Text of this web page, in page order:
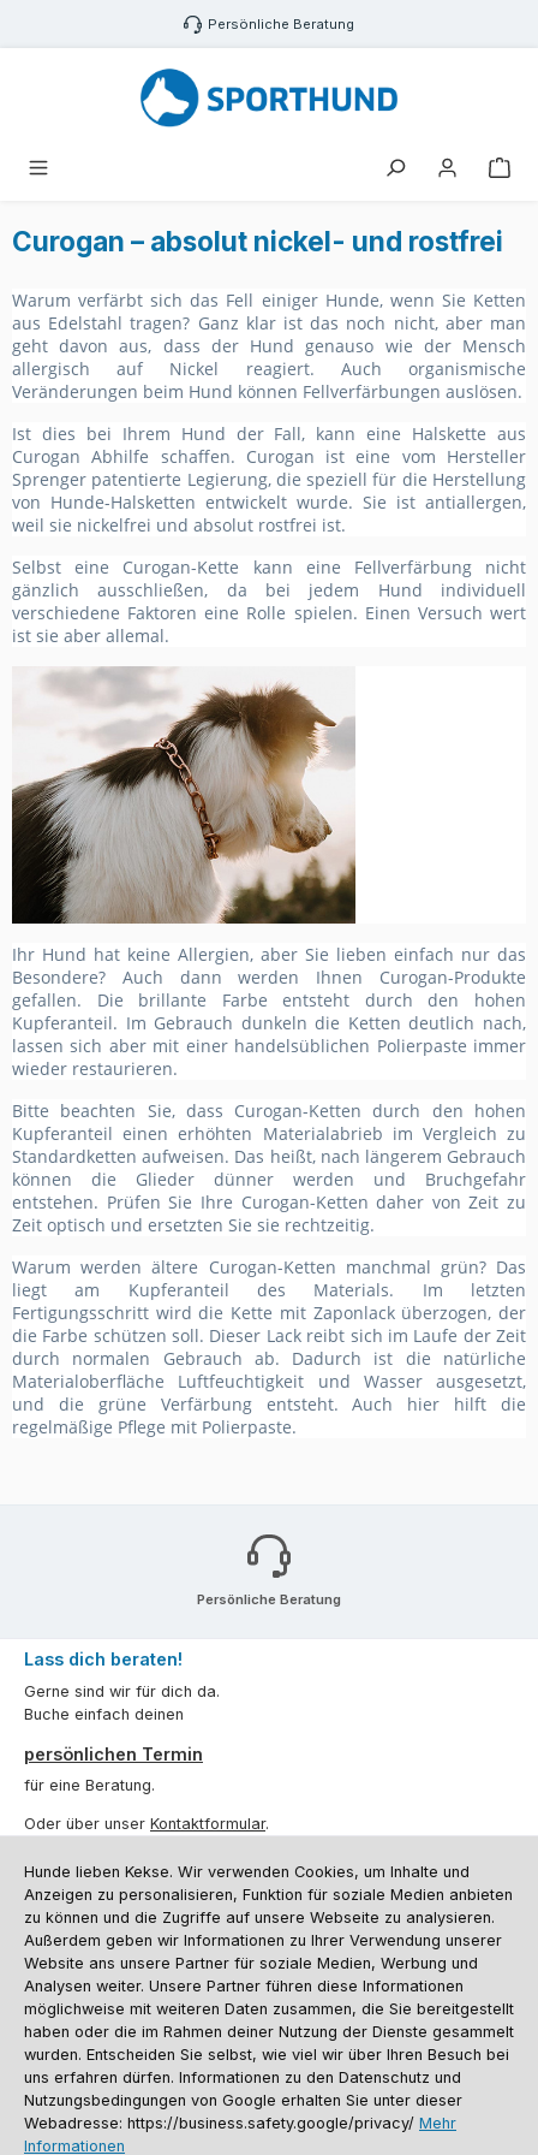
Zum Hauptinhalt springen Persönliche Beratung
Curogan – absolut nickel- und rostfrei
Warum verfärbt sich das Fell einiger Hunde, wenn Sie Ketten
aus Edelstahl tragen? Ganz klar ist das noch nicht, aber man
geht davon aus, dass der Hund genauso wie der Mensch
allergisch auf Nickel reagiert. Auch organismische
Veränderungen beim Hund können Fellverfärbungen auslösen.
Ist dies bei Ihrem Hund der Fall, kann eine Halskette aus
Curogan Abhilfe schaffen. Curogan ist eine vom Hersteller
Sprenger patentierte Legierung, die speziell für die Herstellung
von Hunde-Halsketten entwickelt wurde. Sie ist antiallergen,
weil sie nickelfrei und absolut rostfrei ist.
Selbst eine Curogan-Kette kann eine Fellverfärbung nicht
gänzlich ausschließen, da bei jedem Hund individuell
verschiedene Faktoren eine Rolle spielen. Einen Versuch wert
ist sie aber allemal.
Ihr Hund hat keine Allergien, aber Sie lieben einfach nur das
Besondere? Auch dann werden Ihnen Curogan-Produkte
gefallen. Die brillante Farbe entsteht durch den hohen
Kupferanteil. Im Gebrauch dunkeln die Ketten deutlich nach,
lassen sich aber mit einer handelsüblichen Polierpaste immer
wieder restaurieren.
Bitte beachten Sie, dass Curogan-Ketten durch den hohen
Kupferanteil einen erhöhten Materialabrieb im Vergleich zu
Standardketten aufweisen. Das heißt, nach längerem Gebrauch
können die Glieder dünner werden und Bruchgefahr
entstehen. Prüfen Sie Ihre Curogan-Ketten daher von Zeit zu
Zeit optisch und ersetzten Sie sie rechtzeitig.
Warum werden ältere Curogan-Ketten manchmal grün? Das
liegt am Kupferanteil des Materials. Im letzten
Fertigungsschritt wird die Kette mit Zaponlack überzogen, der
die Farbe schützen soll. Dieser Lack reibt sich im Laufe der Zeit
durch normalen Gebrauch ab. Dadurch ist die natürliche
Materialoberfläche Luftfeuchtigkeit und Wasser ausgesetzt,
und die grüne Verfärbung entsteht. Auch hier hilft die
regelmäßige Pflege mit Polierpaste.
Persönliche Beratung
Lass dich beraten!
Gerne sind wir für dich da.
Buche einfach deinen
persönlichen Termin
für eine Beratung.
Oder über unser Kontaktformular.
Vertrag widerrufen
Kundenservice
Informationen
Social Media und Kontakt
Versandinformationen Zahlungsarten Vereinsrabatt
Kontakt
Batterieentsorgung
Warenrücksendung Sporthund Katalog
Hunde lieben Kekse. Wir verwenden Cookies, um Inhalte und
Anzeigen zu personalisieren, Funktion für soziale Medien anbieten
zu können und die Zugriffe auf unsere Webseite zu analysieren.
Außerdem geben wir Informationen zu Ihrer Verwendung unserer
Website ans unsere Partner für soziale Medien, Werbung und
Analysen weiter. Unsere Partner führen diese Informationen
möglichweise mit weiteren Daten zusammen, die Sie bereitgestellt
haben oder die im Rahmen deiner Nutzung der Dienste gesammelt
wurden. Entscheiden Sie selbst, wie viel wir über Ihren Besuch bei
uns erfahren dürfen. Informationen zu den Datenschutz und
Nutzungsbedingungen von Google erhalten Sie unter dieser
Webadresse: https://business.safety.google/privacy/ Mehr
Informationen